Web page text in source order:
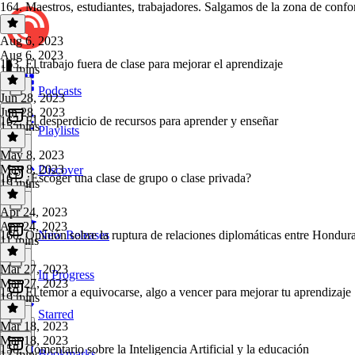
Podcasts
Playlists
Discover
New Releases
In Progress
Starred
164. Maestros, estudiantes, trabajadores. Salgamos de la zona de
Aug 6, 2023
Aug 6, 2023
14 mins
163. El trabajo fuera de clase para mejorar el aprendizaje
Jun 28, 2023
Jun 28, 2023
15 mins
162. El desperdicio de recursos para aprender y enseñar
May 8, 2023
May 8, 2023
19 mins
161. ¿Escoger una clase de grupo o clase privada?
Apr 24, 2023
Apr 24, 2023
11 mins
160. Opinión sobre la ruptura de relaciones diplomáticas entre
Mar 27, 2023
Mar 27, 2023
19 mins
159. El temor a equivocarse, algo a vencer para mejorar tu aprendizaje
Mar 18, 2023
Mar 18, 2023
158. Comentario sobre la Inteligencia Artificial y la educación